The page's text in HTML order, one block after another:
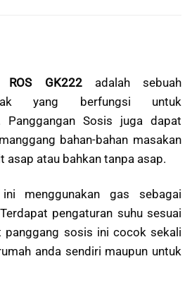
ROS GK222adalah sebuah
yang berfungsi untuk
Panggangan Sosis juga dapat
bahan-bahan masakan
asap atau bahkan tanpa asap.
ini menggunakan gas sebagai
pengaturan suhu sesuai
panggang sosis ini cocok sekali
anda sendiri maupun untuk